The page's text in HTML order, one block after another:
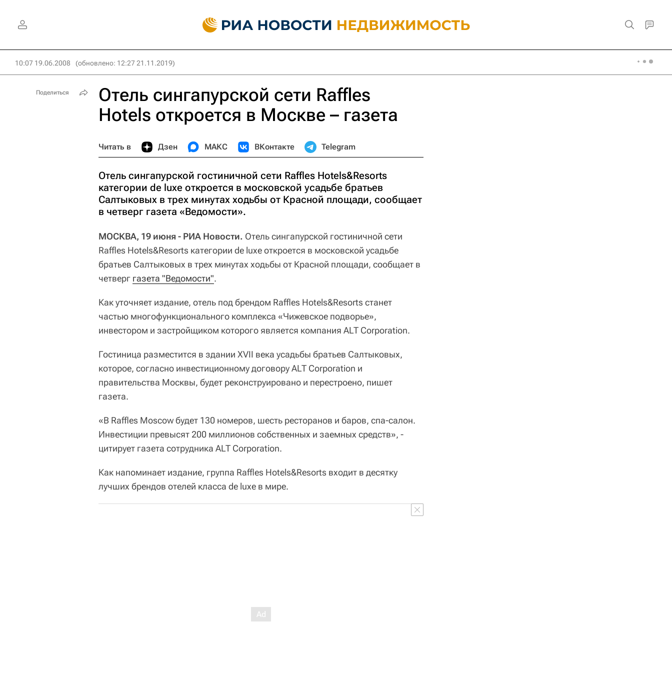
10:07 19.06.2008 (обновлено: 12:27 21.11.2019)
Отель сингапурской сети Raffles
Hotels откроется в Москве – газета
Читать в Дзен МАКС ВКонтакте Telegram
Отель сингапурской гостиничной сети Raffles Hotels&Resorts
категории de luxe откроется в московской усадьбе братьев
Салтыковых в трех минутах ходьбы от Красной площади, сообщает
в четверг газета «Ведомости».
МОСКВА, 19 июня - РИА Новости. Отель сингапурской гостиничной сети
Raffles Hotels&Resorts категории de luxe откроется в московской усадьбе
братьев Салтыковых в трех минутах ходьбы от Красной площади, сообщает в
четверг газета "Ведомости".
Как уточняет издание, отель под брендом Raffles Hotels&Resorts станет
частью многофункционального комплекса «Чижевское подворье»,
инвестором и застройщиком которого является компания ALT Corporation.
Гостиница разместится в здании XVII века усадьбы братьев Салтыковых,
которое, согласно инвестиционному договору ALT Corporation и
правительства Москвы, будет реконструировано и перестроено, пишет
газета.
«В Raffles Moscow будет 130 номеров, шесть ресторанов и баров, спа-салон.
Инвестиции превысят 200 миллионов собственных и заемных средств», -
цитирует газета сотрудника ALT Corporation.
Как напоминает издание, группа Raffles Hotels&Resorts входит в десятку
лучших брендов отелей класса de luxe в мире.
Поделиться